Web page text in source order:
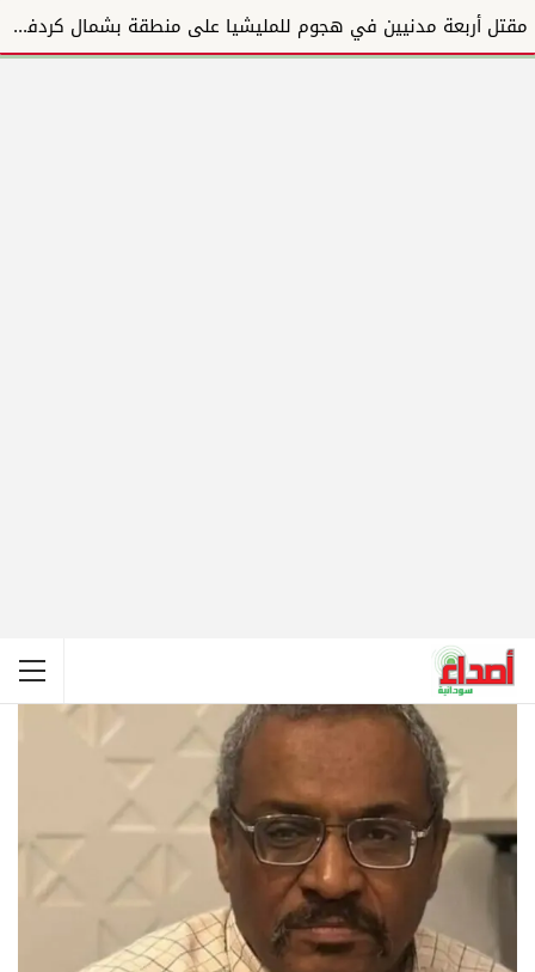
مقتل أربعة مدنيين في هجوم للمليشيا على منطقة بشمال كردفان